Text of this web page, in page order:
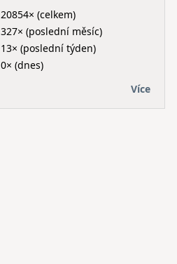
20854× (celkem)
327× (poslední měsíc)
13× (poslední týden)
0× (dnes)
Více